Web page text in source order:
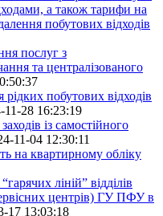
а також тарифи на
побутових відходів
послуг з
та централізованого
побутових відходів
11-28 16:23:19
із самостійного
11-04 12:30:11
на квартирному обліку
ліній” відділів
центрів) ГУ ПФУ в
17 13:03:18